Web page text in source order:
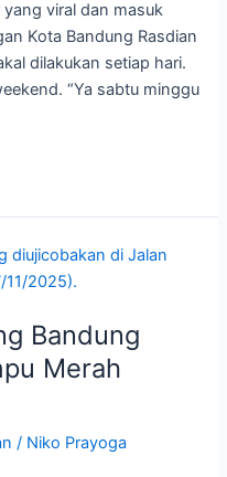
viral dan masuk
Kota Bandung Rasdian
dilakukan setiap hari.
“Ya sabtu minggu
Bandung
Merah
/ Niko Prayoga